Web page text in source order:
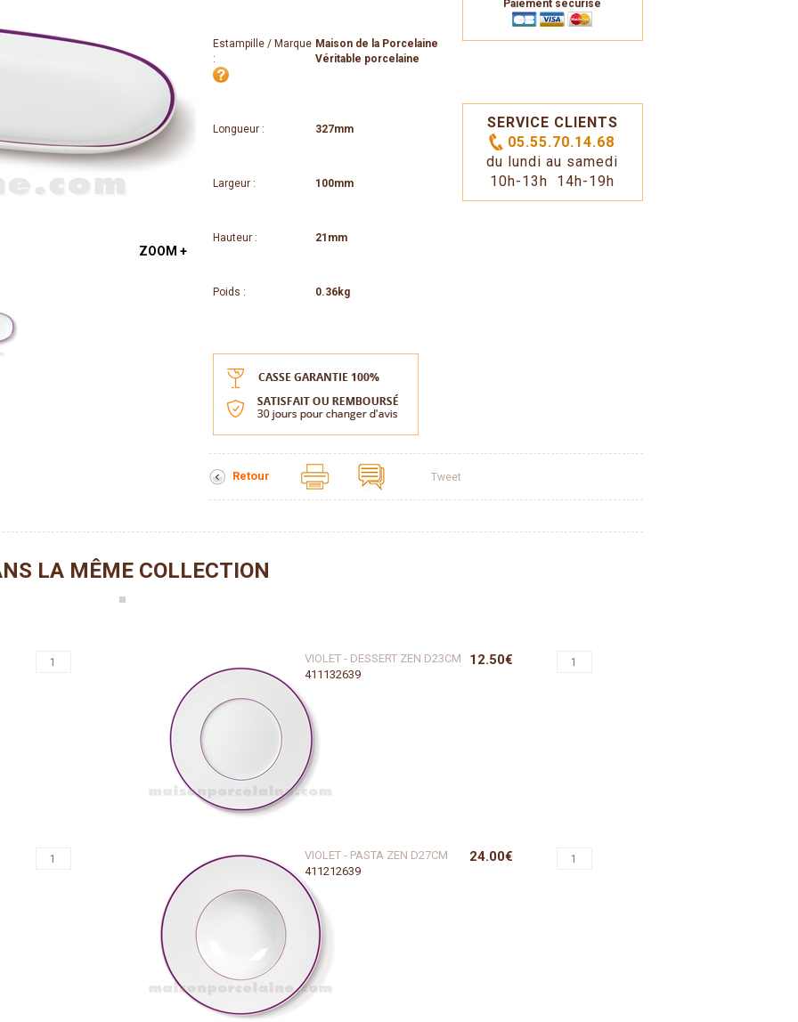
ZOOM +
Paiement sécurisé
SERVICE CLIENTS
05.55.70.14.68
du lundi au samedi
10h-13h 14h-19h
Estampille / Marque
:
Maison de la Porcelaine
Véritable porcelaine
Longueur : 327mm
Largeur : 100mm
Hauteur : 21mm
Poids : 0.36kg
Retour Tweet
LA MÊME COLLECTION
VIOLET - DESSERT ZEN D23CM
411132639
12.50€
VIOLET - PASTA ZEN D27CM
411212639
24.00€